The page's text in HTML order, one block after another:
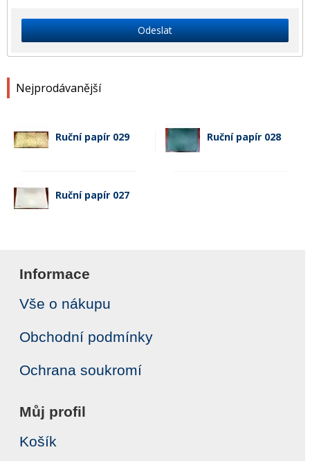
Nejprodávanější
Ruční papír 029 Ruční papír 028
Ruční papír 027
Odeslat
Informace
Vše o nákupu
Obchodní podmínky
Ochrana soukromí
Můj profil
Košík